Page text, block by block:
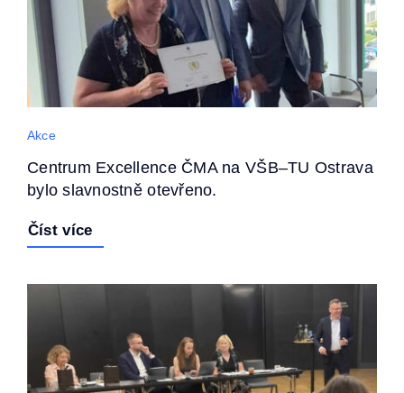
Akce
Centrum Excellence ČMA na VŠB–TU Ostrava
bylo slavnostně otevřeno.
Číst více